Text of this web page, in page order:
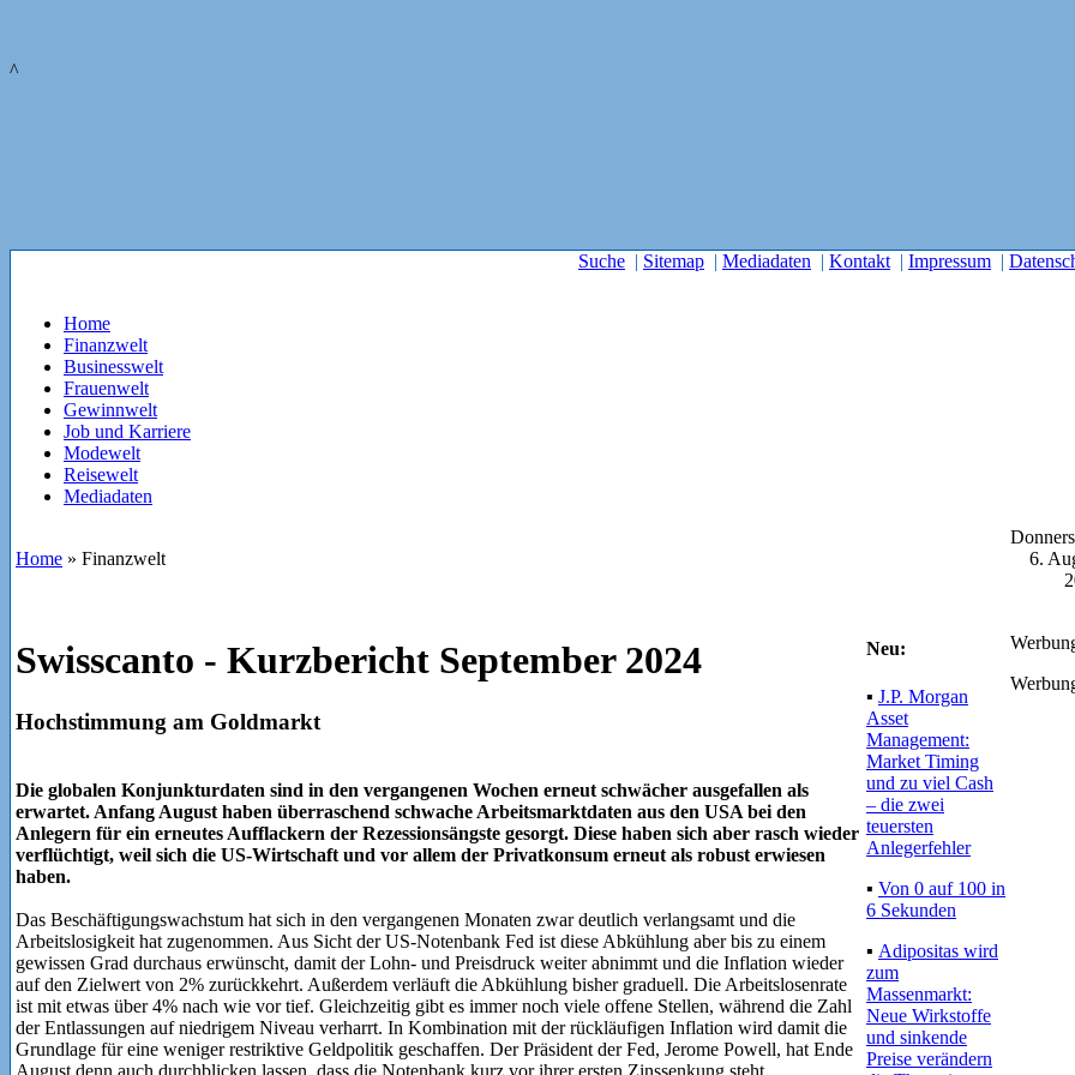
^
Suche | Sitemap | Mediadaten | Kontakt | Impressum |
Home
Finanzwelt
Businesswelt
Frauenwelt
Gewinnwelt
Job und Karriere
Modewelt
Reisewelt
Mediadaten
Home » Finanzwelt
6.
Swisscanto - Kurzbericht September 2024
Hochstimmung am Goldmarkt
Die globalen Konjunkturdaten sind in den vergangenen Wochen erneut schwächer ausgefallen als
erwartet. Anfang August haben überraschend schwache Arbeitsmarktdaten aus den USA bei den
Anlegern für ein erneutes Aufflackern der Rezessionsängste gesorgt. Diese haben sich aber rasch wieder
verflüchtigt, weil sich die US-Wirtschaft und vor allem der Privatkonsum erneut als robust erwiesen
haben.
Das Beschäftigungswachstum hat sich in den vergangenen Monaten zwar deutlich verlangsamt und die
Arbeitslosigkeit hat zugenommen. Aus Sicht der US-Notenbank Fed ist diese Abkühlung aber bis zu einem
gewissen Grad durchaus erwünscht, damit der Lohn- und Preisdruck weiter abnimmt und die Inflation wieder
auf den Zielwert von 2% zurückkehrt. Außerdem verläuft die Abkühlung bisher graduell. Die Arbeitslosenrate
ist mit etwas über 4% nach wie vor tief. Gleichzeitig gibt es immer noch viele offene Stellen, während die Zahl
der Entlassungen auf niedrigem Niveau verharrt. In Kombination mit der rückläufigen Inflation wird damit die
Grundlage für eine weniger restriktive Geldpolitik geschaffen. Der Präsident der Fed, Jerome Powell, hat Ende
August denn auch durchblicken lassen, dass die Notenbank kurz vor ihrer ersten Zinssenkung steht.
Neu:
▪ J.P. Morgan
Asset
Management:
Market Timing
und zu viel Cash
– die zwei
teuersten
Anlegerfehler
▪ Von 0 auf 100 in
6 Sekunden
▪ Adipositas wird
zum
Massenmarkt:
Neue Wirkstoffe
und sinkende
Preise verändern